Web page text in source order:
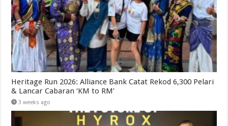
Heritage Run 2026: Alliance Bank Catat Rekod 6,300 Pelari
& Lancar Cabaran ‘KM to RM’
3 weeks ago